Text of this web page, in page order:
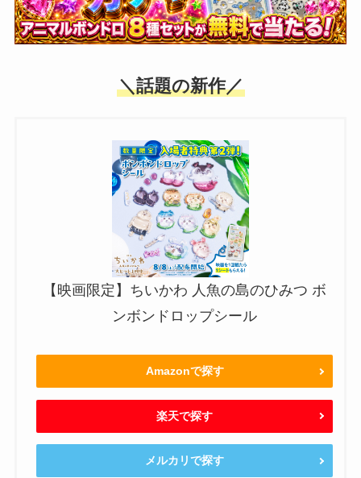
＼話題の新作／
【映画限定】ちいかわ 人魚の島のひみつ ボ
ンボンドロップシール
Amazonで探す
楽天で探す
メルカリで探す